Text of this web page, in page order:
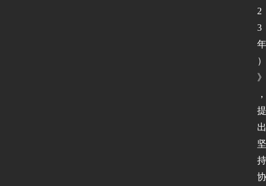
2
3
年
）
》
，
提
出
坚
持
协